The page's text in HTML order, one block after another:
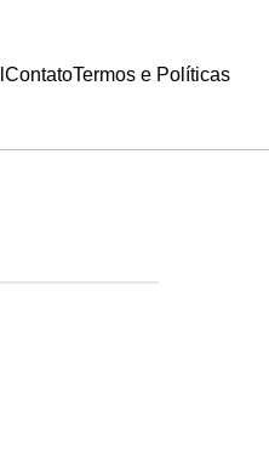
ContatoTermos e Políticas